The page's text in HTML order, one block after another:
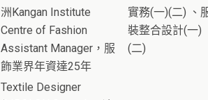
洲Kangan Institute
Centre of Fashion
Assistant Manager，服
飾業界年資達25年
實務(一)(二) 、
裝整合設計(一)
(二)
Textile Designer